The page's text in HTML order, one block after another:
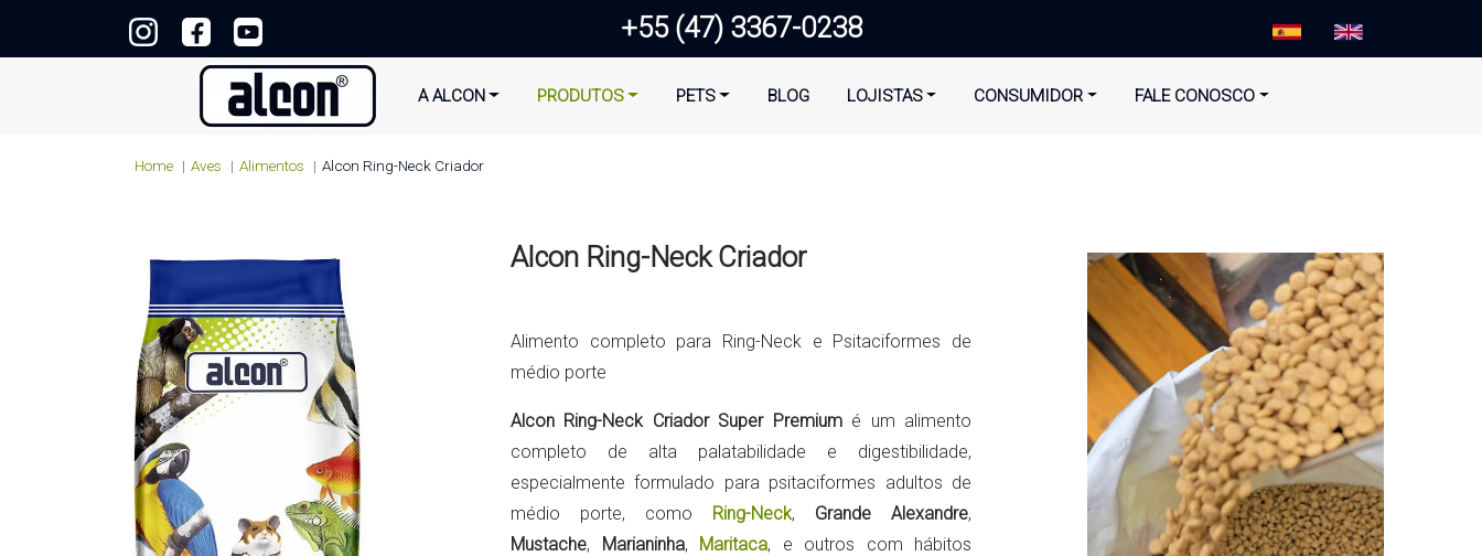
+55 (47) 3367-0238
A ALCON PRODUTOS PETS BLOG LOJISTAS CONSUMIDOR FALE CONOSCO
Home Aves Alimentos Alcon Ring-Neck Criador
Alcon Ring-Neck Criador
Alimento completo para Ring-Neck e Psitaciformes de
médio porte
Alcon Ring-Neck Criador Super Premiumé um alimento
completo de alta palatabilidade e digestibilidade,
especialmente formulado para psitaciformes adultos de
médio porte, como Ring-Neck, Grande Alexandre,
Mustache, Marianinha, Maritaca, e outros com hábitos